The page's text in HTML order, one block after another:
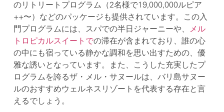
のリトリートプログラム（2名様で19,000,000ルピア
++〜）などのパッケージも提供されています。この入
門プログラムには、スパでの半日ジャーニーや、
メル
トロピカルスイートでの滞在が含まれており、誰の心
の中にも宿っている静かな調和を思い出すための、優
雅な誘いとなっています。また、こうした充実したプ
ログラムを誇るザ・メル・サヌールは、バリ島サヌー
ルのおすすめウェルネスリゾートを代表する存在と言
えるでしょう。